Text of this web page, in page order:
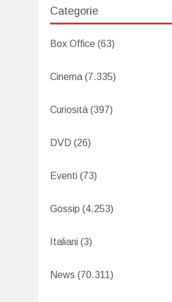
Categorie
Box Office (63)
Cinema (7.335)
Curiosità (397)
DVD (26)
Eventi (73)
Gossip (4.253)
Italiani (3)
News (70.311)